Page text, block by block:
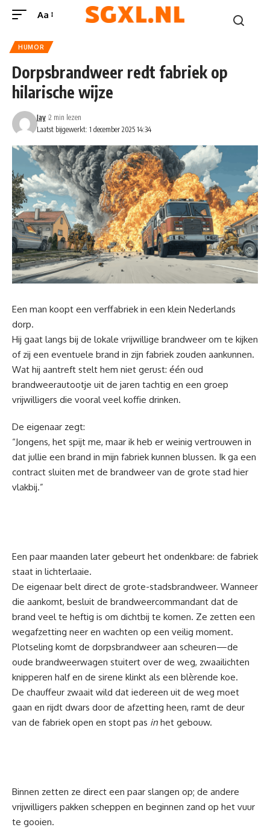
Aa
HUMOR
Dorpsbrandweer redt fabriek op
hilarische wijze
Laatst bijgewerkt: 1 december 2025 14:34
Jay 2 min lezen
Een man koopt een verffabriek in een klein Nederlands
dorp.
Hij gaat langs bij de lokale vrijwillige brandweer om te kijken
of zij een eventuele brand in zijn fabriek zouden aankunnen.
Wat hij aantreft stelt hem niet gerust: één oud
brandweerautootje uit de jaren tachtig en een groep
vrijwilligers die vooral veel koffie drinken.
De eigenaar zegt:
“Jongens, het spijt me, maar ik heb er weinig vertrouwen in
dat jullie een brand in mijn fabriek kunnen blussen. Ik ga een
contract sluiten met de brandweer van de grote stad hier
vlakbij.”
Een paar maanden later gebeurt het ondenkbare: de fabriek
staat in lichterlaaie.
De eigenaar belt direct de grote-stadsbrandweer. Wanneer
die aankomt, besluit de brandweercommandant dat de
brand veel te heftig is om dichtbij te komen. Ze zetten een
wegafzetting neer en wachten op een veilig moment.
Plotseling komt de dorpsbrandweer aan scheuren—de
oude brandweerwagen stuitert over de weg, zwaailichten
knipperen half en de sirene klinkt als een blèrende koe.
De chauffeur zwaait wild dat iedereen uit de weg moet
gaan en rijdt dwars door de afzetting heen, ramt de deur
van de fabriek open en stopt pas in het gebouw.
Binnen zetten ze direct een paar slangen op; de andere
vrijwilligers pakken scheppen en beginnen zand op het vuur
te gooien.